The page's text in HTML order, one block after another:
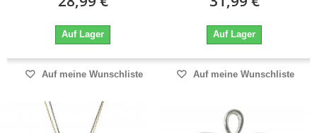
Auf Lager
Auf meine Wunschliste
Auf Lager
Auf meine Wunschliste